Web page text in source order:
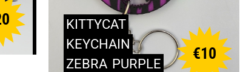
KITTYCAT
KEYCHAIN
ZEBRA PURPLE
€10